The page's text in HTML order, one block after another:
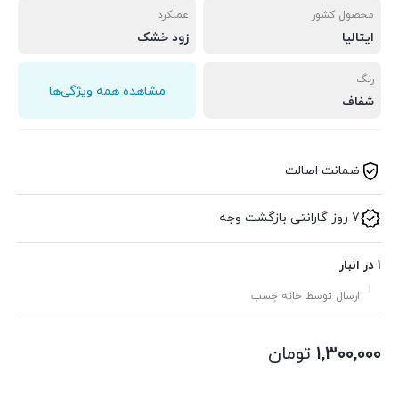
محصول کشور
ایتالیا
عملکرد
زود خشک
رنگ
شفاف
مشاهده همه ویژگی‌ها
ضمانت اصالت
7 روز گارانتی بازگشت وجه
1 در انبار
ارسال توسط خانه چسب
۱,۳۰۰,۰۰۰ تومان